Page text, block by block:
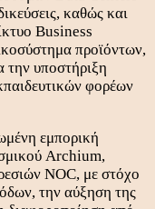
καθώς και
Business
προϊόντων,
την υποστήριξη
φορέων
εμπορική
Archium,
NOC, με στόχο
την αύξηση της